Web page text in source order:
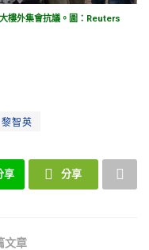
樓外集會抗議。圖：Reuters
黎智英
享 分享
文章